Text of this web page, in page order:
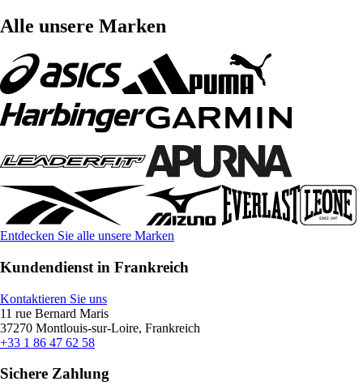
Alle unsere Marken
Entdecken Sie alle unsere Marken
Kundendienst in Frankreich
Kontaktieren Sie uns
11 rue Bernard Maris
37270 Montlouis-sur-Loire, Frankreich
+33 1 86 47 62 58
Sichere Zahlung